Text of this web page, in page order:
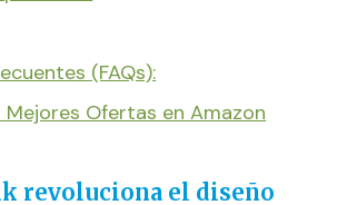
(FAQs):
Mejores Ofertas en Amazon
revoluciona el diseño